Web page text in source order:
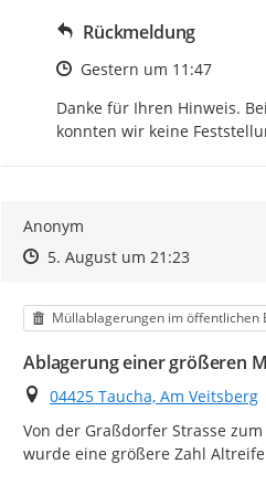
Rückmeldung
Zeitpunkt des Erstellens
Gestern um 11:47
Danke für Ihren Hinweis.
konnten wir keine
Anonym
Zeitpunkt des Erstellens
Zeitpunkt des Erstellens
5. August um 21:23Zur
Kategorie
Müllablagerungen im öffentlichen
Ablagerung einer größeren
Ort
04425 Taucha, Am Veitsberg
Von der Graßdorfer Strasse
wurde eine größere Zahl